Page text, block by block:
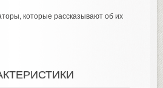
которые рассказывают об их